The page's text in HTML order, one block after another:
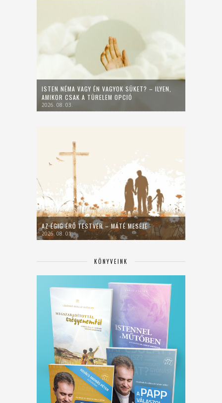
ISTEN NÉMA VAGY ÉN VAGYOK SÜKET? – ILYEN,
AMIKOR CSAK A TÜRELEM OPCIÓ
2026. 08. 03.
AZ ÉGIG ÉRŐ TESTVÉR – MÁTÉ MESÉJE
2026. 08. 01.
KÖNYVEINK